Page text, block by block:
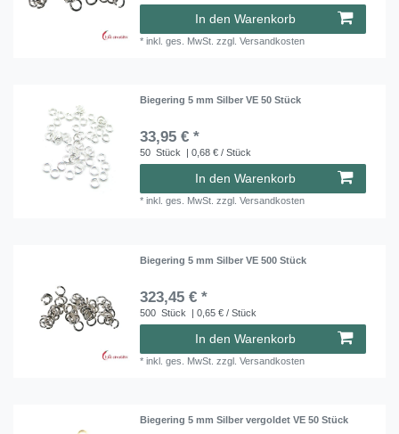
In den Warenkorb
*inkl. ges. MwSt. zzgl.Versandkosten
Biegering 5 mm Silber VE 50 Stück
33,95 € *
50 Stück | 0,68 € / Stück
In den Warenkorb
*inkl. ges. MwSt. zzgl.Versandkosten
Biegering 5 mm Silber VE 500 Stück
323,45 € *
500 Stück | 0,65 € / Stück
In den Warenkorb
*inkl. ges. MwSt. zzgl.Versandkosten
Biegering 5 mm Silber vergoldet VE 50 Stück